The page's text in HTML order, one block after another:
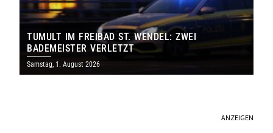
TUMULT IM FREIBAD ST. WENDEL: ZWEI
BADEMEISTER VERLETZT
Samstag, 1. August 2026
ANZEIGEN